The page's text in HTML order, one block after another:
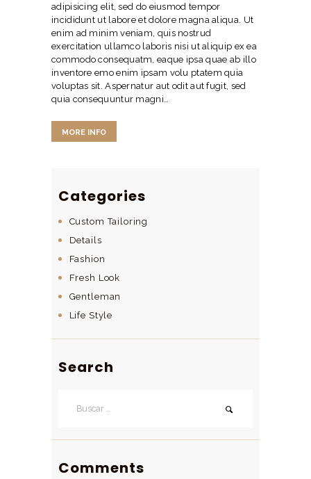
adipisicing elit, sed do eiusmod tempor
incididunt ut labore et dolore magna aliqua. Ut
enim ad minim veniam, quis nostrud
exercitation ullamco laboris nisi ut aliquip ex ea
commodo consequatm, eaque ipsa quae ab illo
inventore emo enim ipsam volu ptatem quia
voluptas sit. Aspernatur aut odit aut fugit, sed
quia consequuntur magni…
MORE INFO
Categories
Custom Tailoring
Details
Fashion
Fresh Look
Gentleman
Life Style
Search
Comments